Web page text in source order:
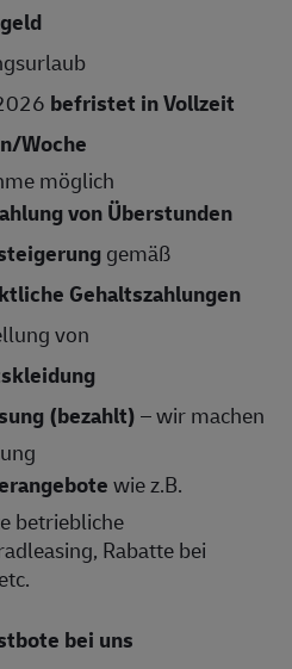
befristet in Vollzeit
Woche
möglich
von Überstunden
gemäß
Gehaltszahlungen
von
(bezahlt)– wir machen
wie z.B.
betriebliche
Rabatte bei
bei uns